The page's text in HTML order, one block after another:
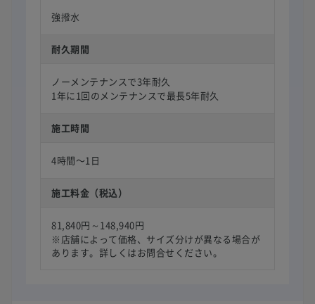
強撥水
耐久期間
ノーメンテナンスで3年耐久
1年に1回のメンテナンスで最長5年耐久
施工時間
4時間〜1日
施工料金（税込）
81,840円～148,940円
※店舗によって価格、サイズ分けが異なる場合が
あります。詳しくはお問合せください。